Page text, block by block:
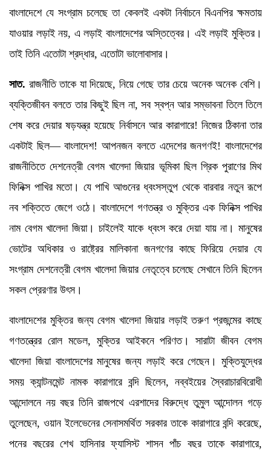
বাংলাদেশে যে সংগ্রাম চলেছে তা কেবলই একটা নির্বাচনে বিএনপির ক্ষমতায়
যাওয়ার লড়াই নয়, এ লড়াই বাংলাদেশের অস্তিত্বের। এই লড়াই মুক্তির।
তাই তিনি এতোটা শ্রদ্ধার, এতোটা ভালোবাসার।
সাত. রাজনীতি তাকে যা দিয়েছে, নিয়ে গেছে তার চেয়ে অনেক অনেক বেশি।
ব্যক্তিজীবন বলতে তার কিছুই ছিল না, সব স্বপ্ন আর সম্ভাবনা তিলে তিলে
শেষ করে দেয়ার ষড়যন্ত্র হয়েছে নির্বাসনে আর কারাগারে! নিজের ঠিকানা তার
একটাই ছিল— বাংলাদেশ! আপনজন বলতে এদেশের জনগণই! বাংলাদেশের
রাজনীতিতে দেশনেত্রী বেগম খালেদা জিয়ার ভূমিকা ছিল গ্রিক পুরাণের মিথ
ফিনিক্স পাখির মতো। যে পাখি আগুনের ধ্বংসস্তুপ থেকে বারবার নতুন রূপে
নব শক্তিতে জেগে ওঠে। বাংলাদেশে গণতন্ত্র ও মুক্তির এক ফিনিক্স পাখির
নাম বেগম খালেদা জিয়া। চাইলেই যাকে ধ্বংস করে দেয়া যায় না। মানুষের
ভোটের অধিকার ও রাষ্ট্রের মালিকানা জনগণের কাছে ফিরিয়ে দেয়ার যে
সংগ্রাম দেশনেত্রী বেগম খালেদা জিয়ার নেতৃত্বে চলেছে সেখানে তিনি ছিলেন
সকল প্রেরণার উৎস।
বাংলাদেশের মুক্তির জন্য বেগম খালেদা জিয়ার লড়াই তরুণ প্রজন্মের কাছে
গণতন্ত্রের রোল মডেল, মুক্তির আইকনে পরিণত। সারাটা জীবন বেগম
খালেদা জিয়া বাংলাদেশের মানুষের জন্য লড়াই করে গেছেন। মুক্তিযুদ্ধের
সময় ক্যান্টনমেন্ট নামক কারাগারে বন্দি ছিলেন, নব্বইয়ের স্বৈরাচারবিরোধী
আন্দোলনে নয় বছর তিনি রাজপথে এরশাদের বিরুদ্ধে তুমুল আন্দোলন গড়ে
তুলেছেন, ওয়ান ইলেভেনের সেনাসমর্থিত সরকার তাকে কারাগারে বন্দি করেছে,
পনের বছরের শেখ হাসিনার ফ্যাসিস্ট শাসন পাঁচ বছর তাকে কারাগারে,